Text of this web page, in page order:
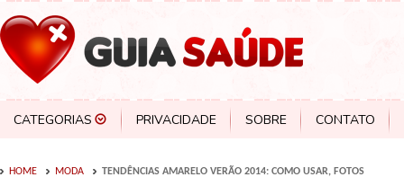
CATEGORIAS PRIVACIDADE SOBRE CONTATO
HOME MODA TENDÊNCIAS AMARELO VERÃO 2014: COMO USAR, FOTOS